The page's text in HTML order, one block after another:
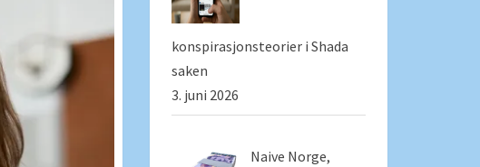
konspirasjonsteorier i Shada
saken
3. juni 2026
Naive Norge,